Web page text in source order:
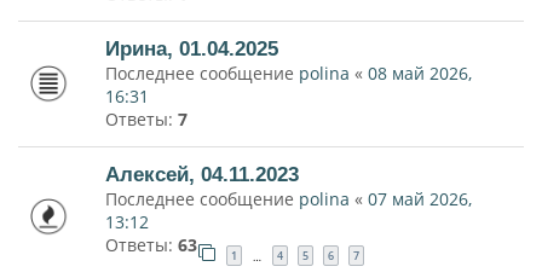
Ирина, 01.04.2025
Последнее сообщение polina « 08 май 2026,
16:31
Ответы: 7
Алексей, 04.11.2023
Последнее сообщение polina « 07 май 2026,
13:12
Ответы: 63 1 … 4 5 6 7